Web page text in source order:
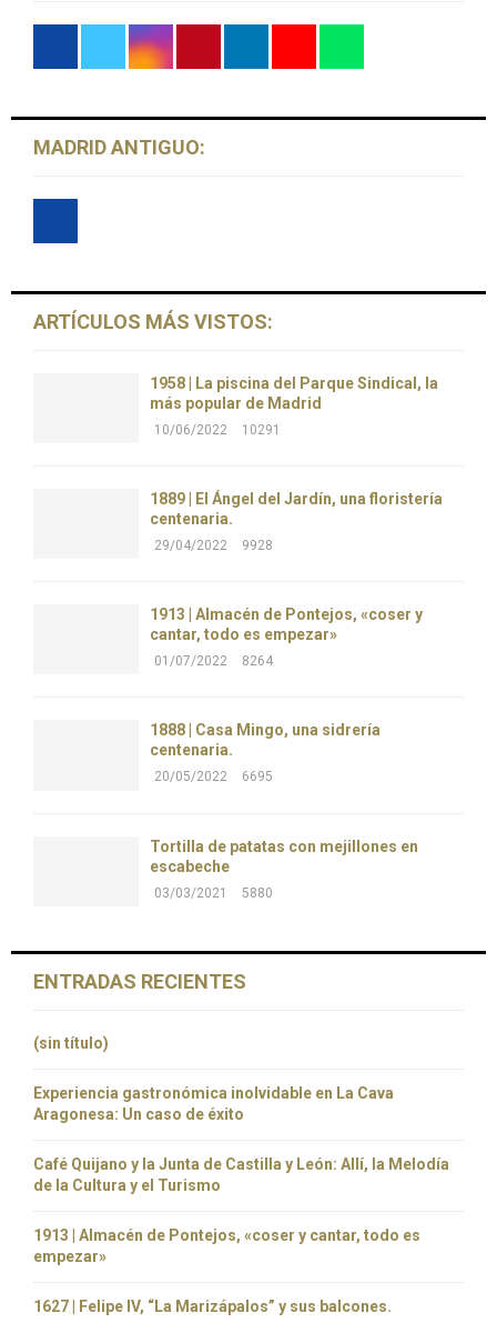
MADRID ANTIGUO:
ARTÍCULOS MÁS VISTOS:
1958 | La piscina del Parque Sindical, la
más popular de Madrid
10/06/2022 10291
1889 | El Ángel del Jardín, una floristería
centenaria.
29/04/2022 9928
1913 | Almacén de Pontejos, «coser y
cantar, todo es empezar»
01/07/2022 8264
1888 | Casa Mingo, una sidrería
centenaria.
20/05/2022 6695
Tortilla de patatas con mejillones en
escabeche
03/03/2021 5880
ENTRADAS RECIENTES
(sin título)
Experiencia gastronómica inolvidable en La Cava
Aragonesa: Un caso de éxito
Café Quijano y la Junta de Castilla y León: Allí, la Melodía
de la Cultura y el Turismo
1913 | Almacén de Pontejos, «coser y cantar, todo es
empezar»
1627 | Felipe IV, “La Marizápalos” y sus balcones.